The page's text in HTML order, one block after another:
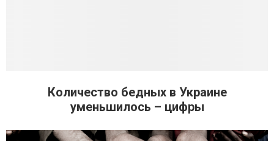
Количество бедных в Украине
уменьшилось – цифры